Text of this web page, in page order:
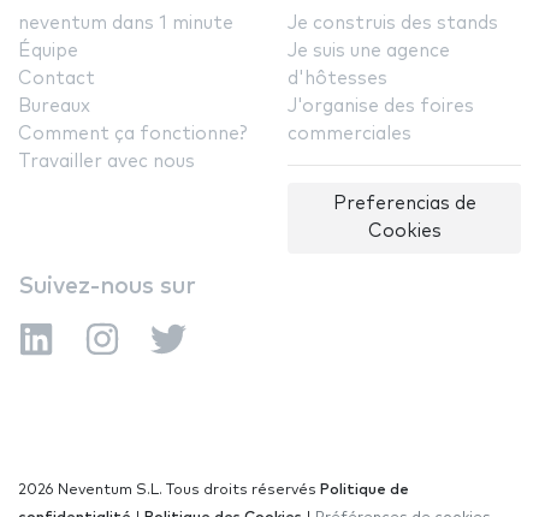
neventum dans 1 minute
Équipe
Contact
Bureaux
Comment ça fonctionne?
Travailler avec nous
Je construis des stands
Je suis une agence
d'hôtesses
J'organise des foires
commerciales
Preferencias de
Cookies
Suivez-nous sur
2026 Neventum S.L. Tous droits réservés Politique de